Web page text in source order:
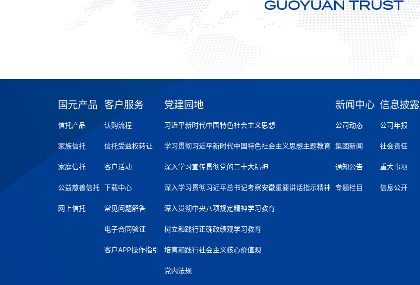
GUOYUAN TRUST
国元产品
信托产品
家族信托
家庭信托
公益慈善信托
网上信托
客户服务
认购流程
信托受益权转让
客户活动
下载中心
常见问题解答
电子合同验证
客户APP操作指引
党建园地
习近平新时代中国特色社会主义思想
学习贯彻习近平新时代中国特色社会主义思想主题教育
深入学习宣传贯彻党的二十大精神
深入学习贯彻习近平总书记考察安徽重要讲话指示精神
深入贯彻中央八项规定精神学习教育
树立和践行正确政绩观学习教育
培育和践行社会主义核心价值观
党内法规
新闻中心
公司动态
集团新闻
通知公告
专题栏目
信息披露
公司年报
社会责任
重大事项
信息公开